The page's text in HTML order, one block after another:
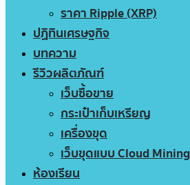
ราคา Ripple (XRP)
ปฏิทินเศรษฐกิจ
บทความ
รีวิวผลิตภัณฑ์
เว็บซื้อขาย
กระเป๋าเก็บเหรียญ
เครื่องขุด
เว็บขุดแบบ Cloud Mining
ห้องเรียน